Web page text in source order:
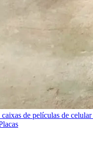
de películas de